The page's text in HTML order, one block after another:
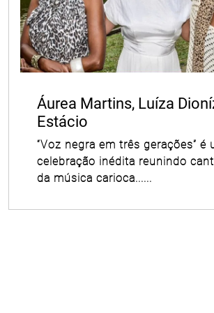
Áurea Martins, Luíza
Estácio
“Voz negra em três gerações” é
celebração inédita reunindo
da música carioca......